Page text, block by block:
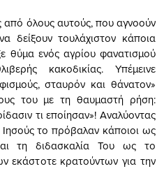
όλους αυτούς, που αγνοούν
τουλάχιστον κάποια
θύμα ενός αγρίου φανατισμού
κακοδικίας. Υπέμεινε
σταυρόν και θάνατον»
του με τη θαυμαστή ρήση:
τι εποίησαν»! Αναλύοντας
Ιησούς το πρόβαλαν κάποιοι ως
τη διδασκαλία Του ως το
εκάστοτε κρατούντων για την